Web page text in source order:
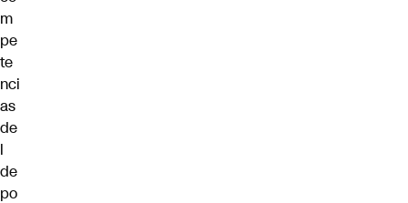
m
pe
te
nci
as
de
l
de
po